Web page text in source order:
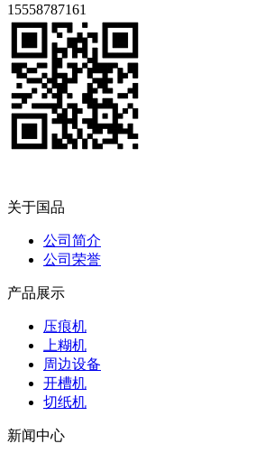
15558787161
关于国品
公司简介
公司荣誉
产品展示
压痕机
上糊机
周边设备
开槽机
切纸机
新闻中心